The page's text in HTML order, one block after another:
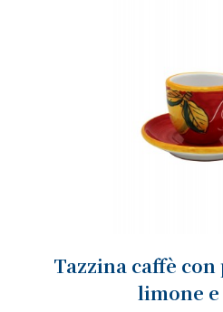
Tazzina caffè
limone